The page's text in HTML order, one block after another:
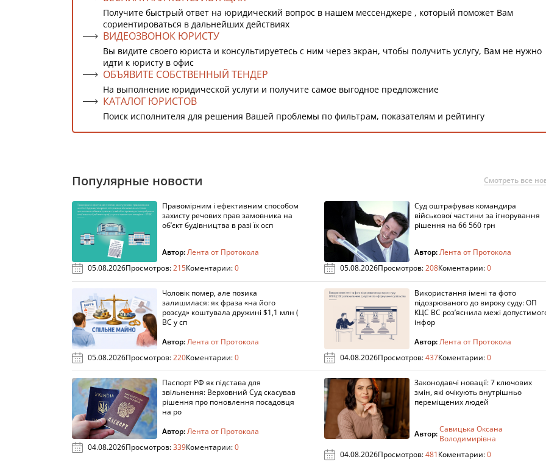
Получите быстрый ответ на юридический вопрос в нашем мессенджере , который поможет Вам
сориентироваться в дальнейших действиях
ВИДЕОЗВОНОК ЮРИСТУ
Вы видите своего юриста и консультируетесь с ним через экран, чтобы получить услугу, Вам не нужно
идти к юристу в офис
ОБЪЯВИТЕ СОБСТВЕННЫЙ ТЕНДЕР
На выполнение юридической услуги и получите самое выгодное предложение
КАТАЛОГ ЮРИСТОВ
Поиск исполнителя для решения Вашей проблемы по фильтрам, показателям и рейтингу
Популярные новости Смотреть все
Правомірним і ефективним способом
захисту речових прав замовника на
об’єкт будівництва в разі їх осп
Автор:Лента от Протокола
05.08.2026Просмотров:215Коментарии:0
Суд оштрафував командира
військової частини за ігнорування
рішення на 66 560 грн
Автор:Лента от Протокола
05.08.2026Просмотров:208Коментарии:0
Чоловік помер, але позика
залишилася: як фраза «на його
розсуд» коштувала дружині $1,1 млн (
ВС у сп
Автор:Лента от Протокола
05.08.2026Просмотров:220Коментарии:0
Використання імені та фото
підозрюваного до вироку суду: ОП
КЦС ВС роз’яснила межі
інфор
Автор:Лента от Протокола
04.08.2026Просмотров:437Коментарии:0
Паспорт РФ як підстава для
звільнення: Верховний Суд скасував
рішення про поновлення посадовця
на ро
Автор:Лента от Протокола
04.08.2026Просмотров:339Коментарии:0
Законодавчі новації: 7 ключових
змін, які очікують внутрішньо
переміщених людей
Автор:Савицька Оксана
Володимирівна
04.08.2026Просмотров:481Коментарии:0